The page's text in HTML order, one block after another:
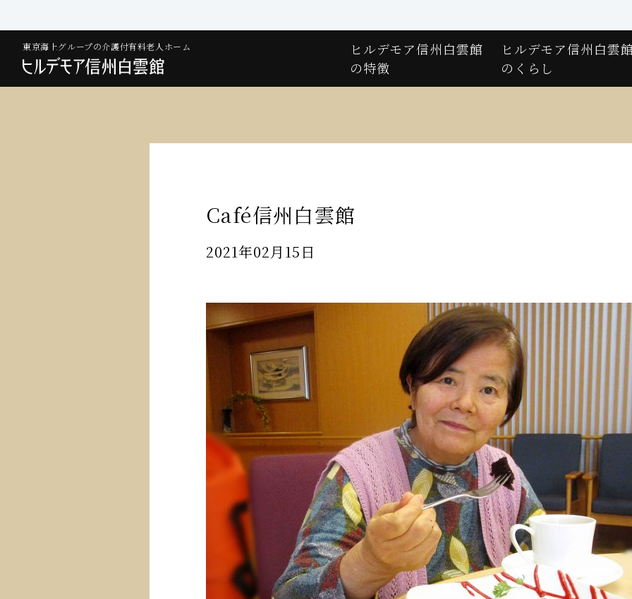
東京海上グループの介護付有料老人ホーム
ヒルデモア信州白雲館
の特徴
ヒルデモア信州白雲
のくらし
Café信州白雲館
2021年02月15日